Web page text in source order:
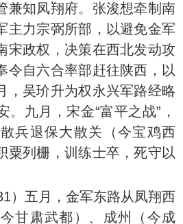
兼知凤翔府。张浚想牵制南
主力宗弼所部，以避免金军
宋政权，决策在西北发动攻
令自六合率部赶往陕西，以
，吴玠升为权永兴军路经略
。九月，宋金“富平之战”，
兵退保大散关（今宝鸡西
粟列栅，训练士卒，死守以
五月，金军东路从凤翔西
甘肃武都）、成州（今成